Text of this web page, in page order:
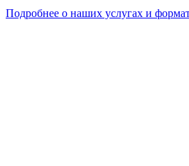
Подробнее о наших услугах и